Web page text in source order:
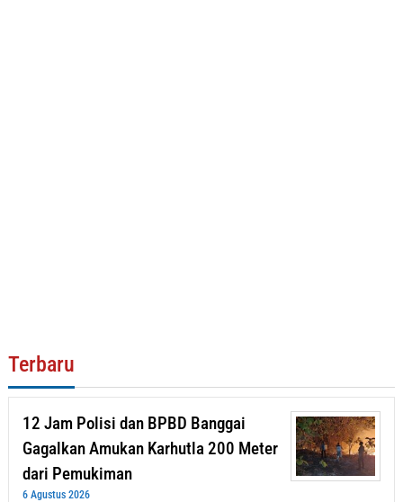
Terbaru
12 Jam Polisi dan BPBD Banggai
Gagalkan Amukan Karhutla 200 Meter
dari Pemukiman
6 Agustus 2026